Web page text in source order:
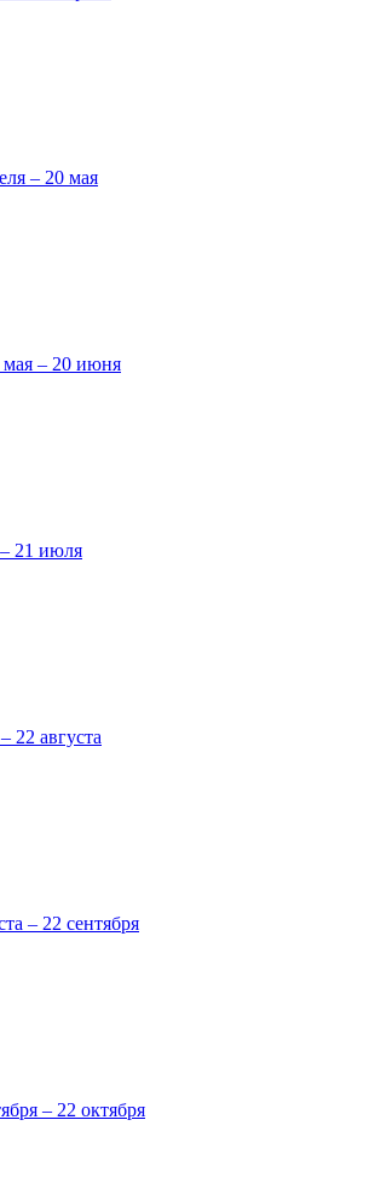
– 20 мая
мая – 20 июня
21 июля
22 августа
– 22 сентября
– 22 октября